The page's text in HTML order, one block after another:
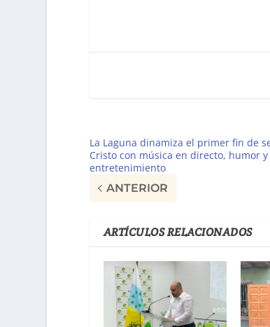
La Laguna dinamiza el primer fin de
Cristo con música en directo, humor y
entretenimiento
ANTERIOR
ARTÍCULOS RELACIONADOS